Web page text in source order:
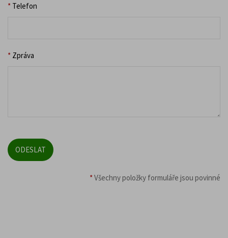
* Telefon
* Zpráva
*Všechny položky formuláře jsou povinné